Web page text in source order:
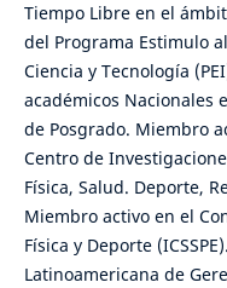
Tiempo Libre en el
del Programa Estimulo
Ciencia y Tecnología
académicos Nacionales
de Posgrado. Miembro
Centro de
Física, Salud. Deporte,
Miembro activo en el
Física y Deporte
Latinoamericana de